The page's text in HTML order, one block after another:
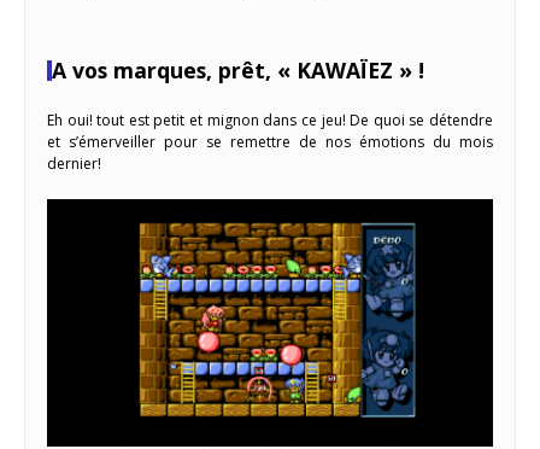
A vos marques, prêt, « KAWAÏEZ » !
Eh oui! tout est petit et mignon dans ce jeu! De quoi se détendre
et s’émerveiller pour se remettre de nos émotions du mois
dernier!